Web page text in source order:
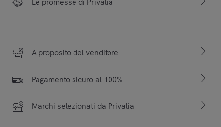
Le promesse di Privalia
A proposito del venditore
Pagamento sicuro al 100%
Marchi selezionati da Privalia